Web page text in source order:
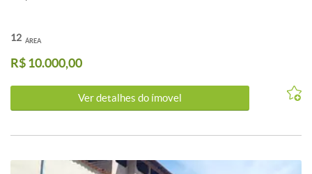
ÁREA
12
R$ 10.000,00
Ver detalhes do ímovel